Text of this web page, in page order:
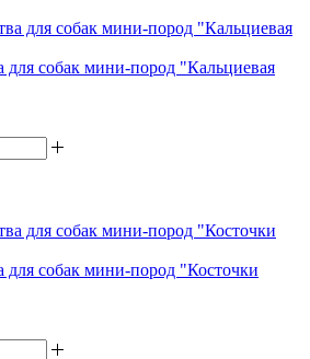
для собак мини-пород "Кальциевая
для собак мини-пород "Косточки